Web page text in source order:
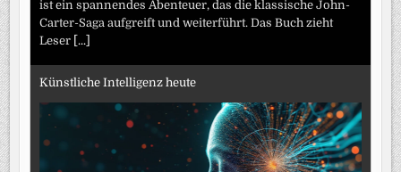
ist ein spannendes Abenteuer, das die klassische John-
Carter-Saga aufgreift und weiterführt. Das Buch zieht
Leser [...]
Künstliche Intelligenz heute